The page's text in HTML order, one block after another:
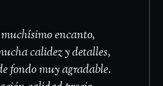
encanto,
calidez y detalles,
fondo muy agradable.